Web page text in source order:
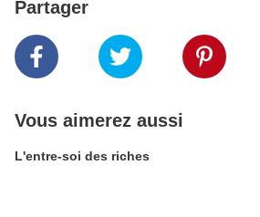
Partager
Vous aimerez aussi
L'entre-soi des riches